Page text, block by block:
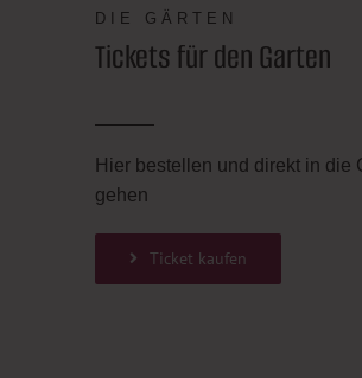
DIE GÄRTEN
Tickets für den Garten
Hier bestellen und direkt in die
gehen
Ticket kaufen